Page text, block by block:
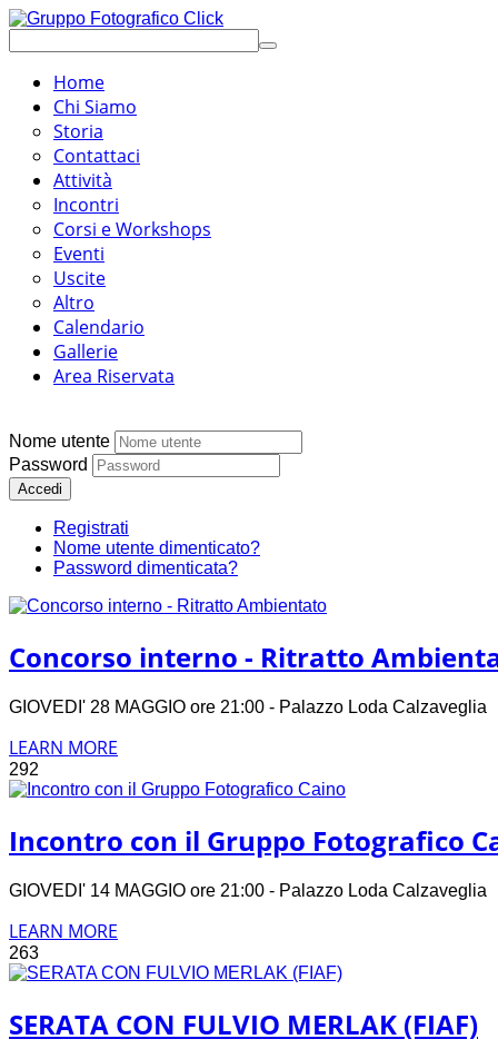
Home
Chi Siamo
Storia
Contattaci
Attività
Incontri
Corsi e Workshops
Eventi
Uscite
Altro
Calendario
Gallerie
Area Riservata
Nome utente
Password
Accedi
Registrati
Nome utente dimenticato?
Password dimenticata?
Concorso interno - Ritratto
GIOVEDI' 28 MAGGIO ore 21:00 - Palazzo Loda
LEARN MORE
292
Incontro con il Gruppo Fotografico
GIOVEDI' 14 MAGGIO ore 21:00 - Palazzo Loda
LEARN MORE
263
SERATA CON FULVIO MERLAK (FIAF)